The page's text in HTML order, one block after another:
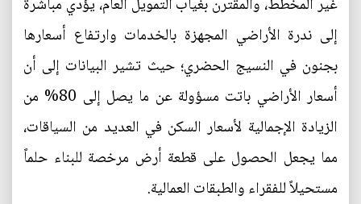
إلى ندرة الأراضي المجهزة بالخدمات وارتفاع أسعارها
بجنون في النسيج الحضري؛ حيث تشير البيانات إلى أن
أسعار الأراضي باتت مسؤولة عن ما يصل إلى 80% من
الزيادة الإجمالية لأسعار السكن في العديد من السياقات،
مما يجعل الحصول على قطعة أرض مرخصة للبناء حلماً
مستحيلاً للفقراء والطبقات العمالية.